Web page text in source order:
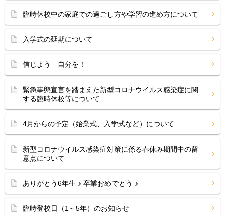
臨時休校中の家庭での過ごし方や学習の進め方について
入学式の延期について
信じよう 自分を！
緊急事態宣言を踏まえた新型コロナウイルス感染症に関
する臨時休校等について
4月からの予定（始業式、入学式など）について
新型コロナウイルス感染症対策に係る春休み期間中の留
意点について
ありがとう6年生 ♪ 卒業おめでとう ♪
臨時登校日（1～5年）のお知らせ